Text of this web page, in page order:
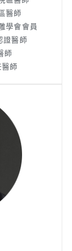
醫師
學會會員
證醫師
師
師